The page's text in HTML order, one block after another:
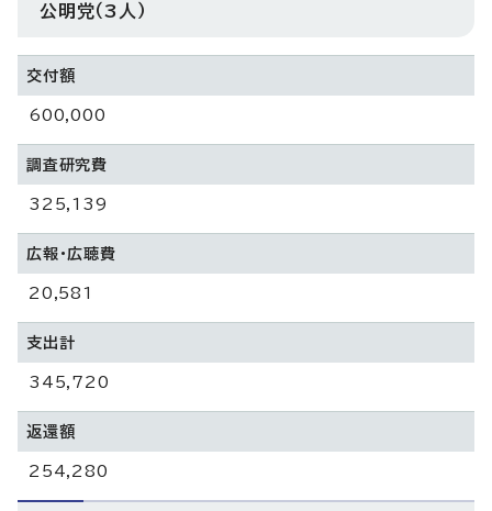
公明党（3人）
交付額
600,000
調査研究費
325,139
広報・広聴費
20,581
支出計
345,720
返還額
254,280